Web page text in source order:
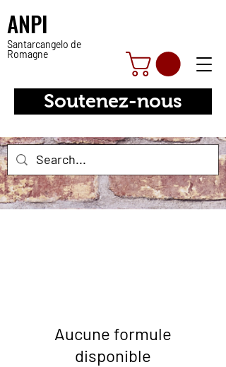
ANPI
Santarcangelo de
Romagne
Soutenez-nous
Aucune formule
disponible